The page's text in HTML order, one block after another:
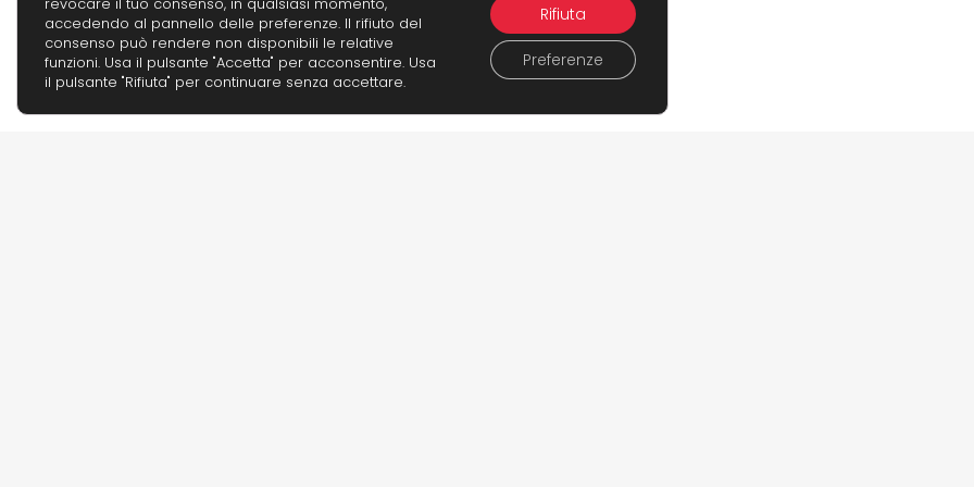
revocare il tuo consenso, in qualsiasi momento,
accedendo al pannello delle preferenze. Il rifiuto del
consenso può rendere non disponibili le relative
funzioni. Usa il pulsante "Accetta" per acconsentire. Usa
il pulsante "Rifiuta" per continuare senza accettare.
Rifiuta
Preferenze